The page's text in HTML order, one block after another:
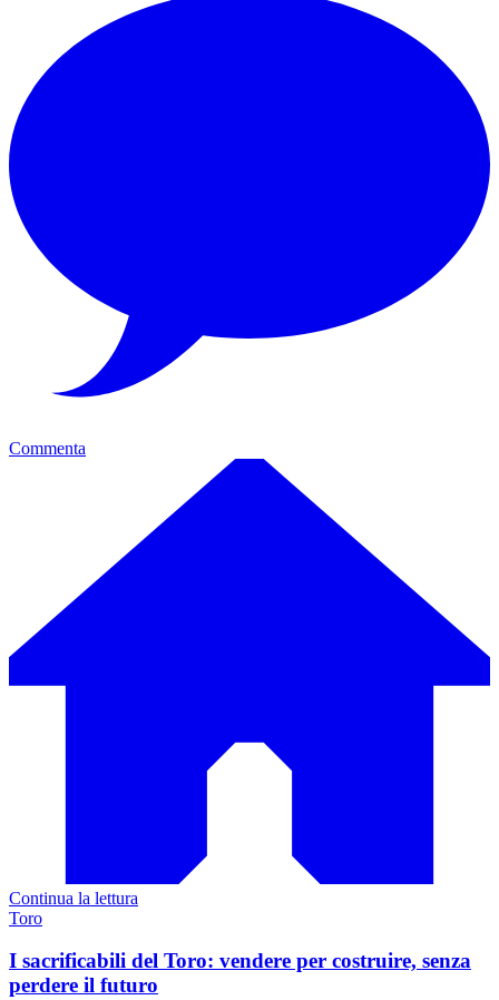
Commenta
Continua la lettura
Toro
I sacrificabili del Toro: vendere per costruire, senza
perdere il futuro